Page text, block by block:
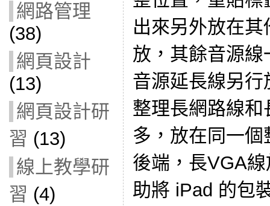
網路管理
(38)
網頁設計
(13)
網頁設計研
習 (13)
線上教學研
習 (4)
出來另外放在
放，其餘音源
音源延長線另
整理長網路線
多，放在同一
後端，長VGA
助將 iPad 的包